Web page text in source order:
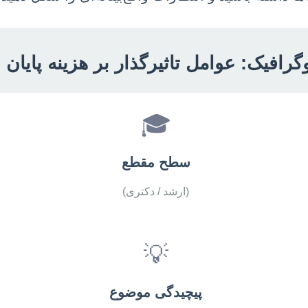
عوامل تاثیرگذار بر هزینه پایان
🎓
سطح مقطع
(ارشد / دکتری)
💡
پیچیدگی موضوع